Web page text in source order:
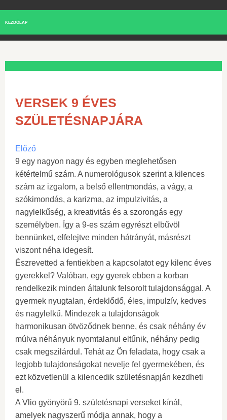
KEZDŐLAP
VERSEK 9 ÉVES
SZÜLETÉSNAPJÁRA
Előző
9 egy nagyon nagy és egyben meglehetősen
kétértelmű szám. A numerológusok szerint a kilences
szám az izgalom, a belső ellentmondás, a vágy, a
szókimondás, a karizma, az impulzivitás, a
nagylelkűség, a kreativitás és a szorongás egy
személyben. Így a 9-es szám egyrészt elbűvöl
bennünket, elfelejtve minden hátrányát, másrészt
viszont néha idegesít.
Észrevetted a fentiekben a kapcsolatot egy kilenc éves
gyerekkel? Valóban, egy gyerek ebben a korban
rendelkezik minden általunk felsorolt ​​tulajdonsággal. A
gyermek nyugtalan, érdeklődő, éles, impulzív, kedves
és nagylelkű. Mindezek a tulajdonságok
harmonikusan ötvöződnek benne, és csak néhány év
múlva néhányuk nyomtalanul eltűnik, néhány pedig
csak megszilárdul. Tehát az Ön feladata, hogy csak a
legjobb tulajdonságokat nevelje fel gyermekében, és
ezt közvetlenül a kilencedik születésnapján kezdheti
el.
A Vlio gyönyörű 9. születésnapi verseket kínál,
amelyek nagyszerű módja annak, hogy a